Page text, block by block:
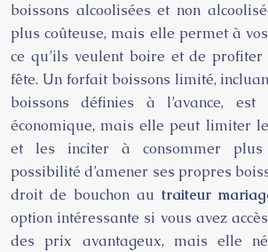
boissons alcoolisées et non
plus coûteuse, mais elle permet à
ce qu’ils veulent boire et de
fête. Un forfait boissons limité,
boissons définies à l’avance,
économique, mais elle peut limiter
et les inciter à consommer plus
possibilité d’amener ses propres
droit de bouchon au traiteur
option intéressante si vous avez
des prix avantageux, mais elle